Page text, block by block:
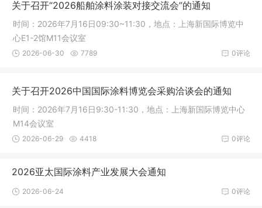
关于召开“2026船舶涂料涂装对接交流会”的通知
时间：2026年7月16日09:30~11:30，地点：上海新国际博览中
心E1-2馆M11会议室
0评论
2026-06-30 7789
关于召开2026中国国际涂料博览会采购洽谈会的通知
时间：2026年7月16日9:30-11:30，地点：上海新国际博览中心
M14会议室
0评论
2026-06-29 4418
2026亚太国际涂料产业发展大会通知
0评论
2026-06-24